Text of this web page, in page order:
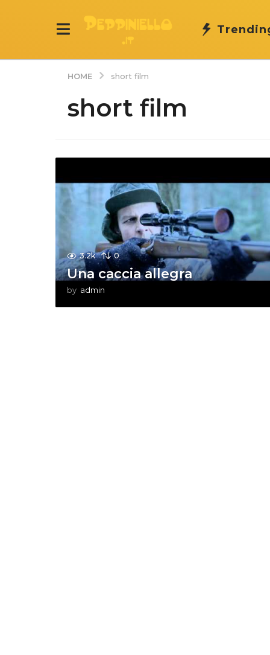
HOME short film
short film
3.2k 0
Una caccia allegra
by admin